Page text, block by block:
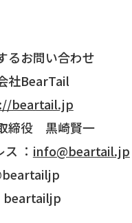
るお問い合わせ
社BearTail
beartail.jp
締役 黒崎賢一
： info@beartail.jp
beartailjp